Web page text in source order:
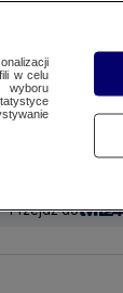
Przejdź do
w celu
wyboru